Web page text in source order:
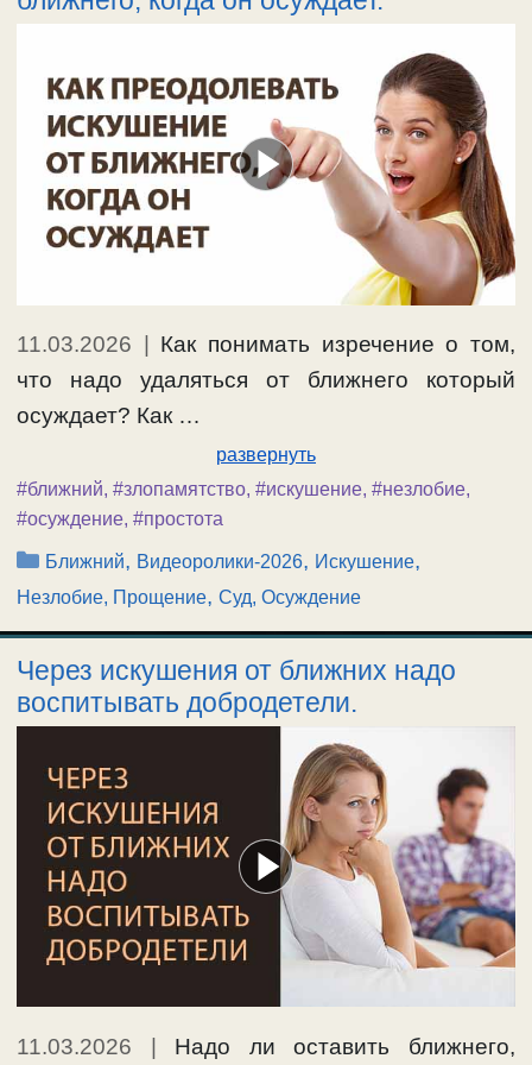
11.03.2026
Как понимать изречение о том,
что надо удаляться от ближнего который
осуждает? Как …
развернуть
#ближний, #злопамятство, #искушение, #незлобие,
#осуждение, #простота
Рубрики
Ближний, Видеоролики-2026, Искушение,
Незлобие, Прощение, Суд, Осуждение
Через искушения от ближних надо
воспитывать добродетели.
11.03.2026
Надо ли оставить ближнего,